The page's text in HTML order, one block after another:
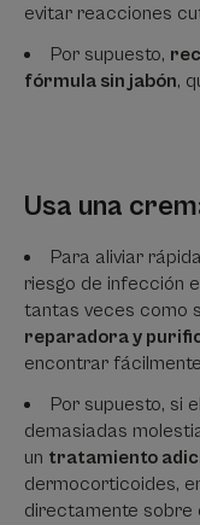
evitar reacciones
Por supuesto,
fórmula sin jabón,
Usa una
Para aliviar
riesgo de infección
tantas veces como
reparadora y
encontrar
Por supuesto, si
demasiadas
un tratamiento
dermocorticoides,
directamente sobre